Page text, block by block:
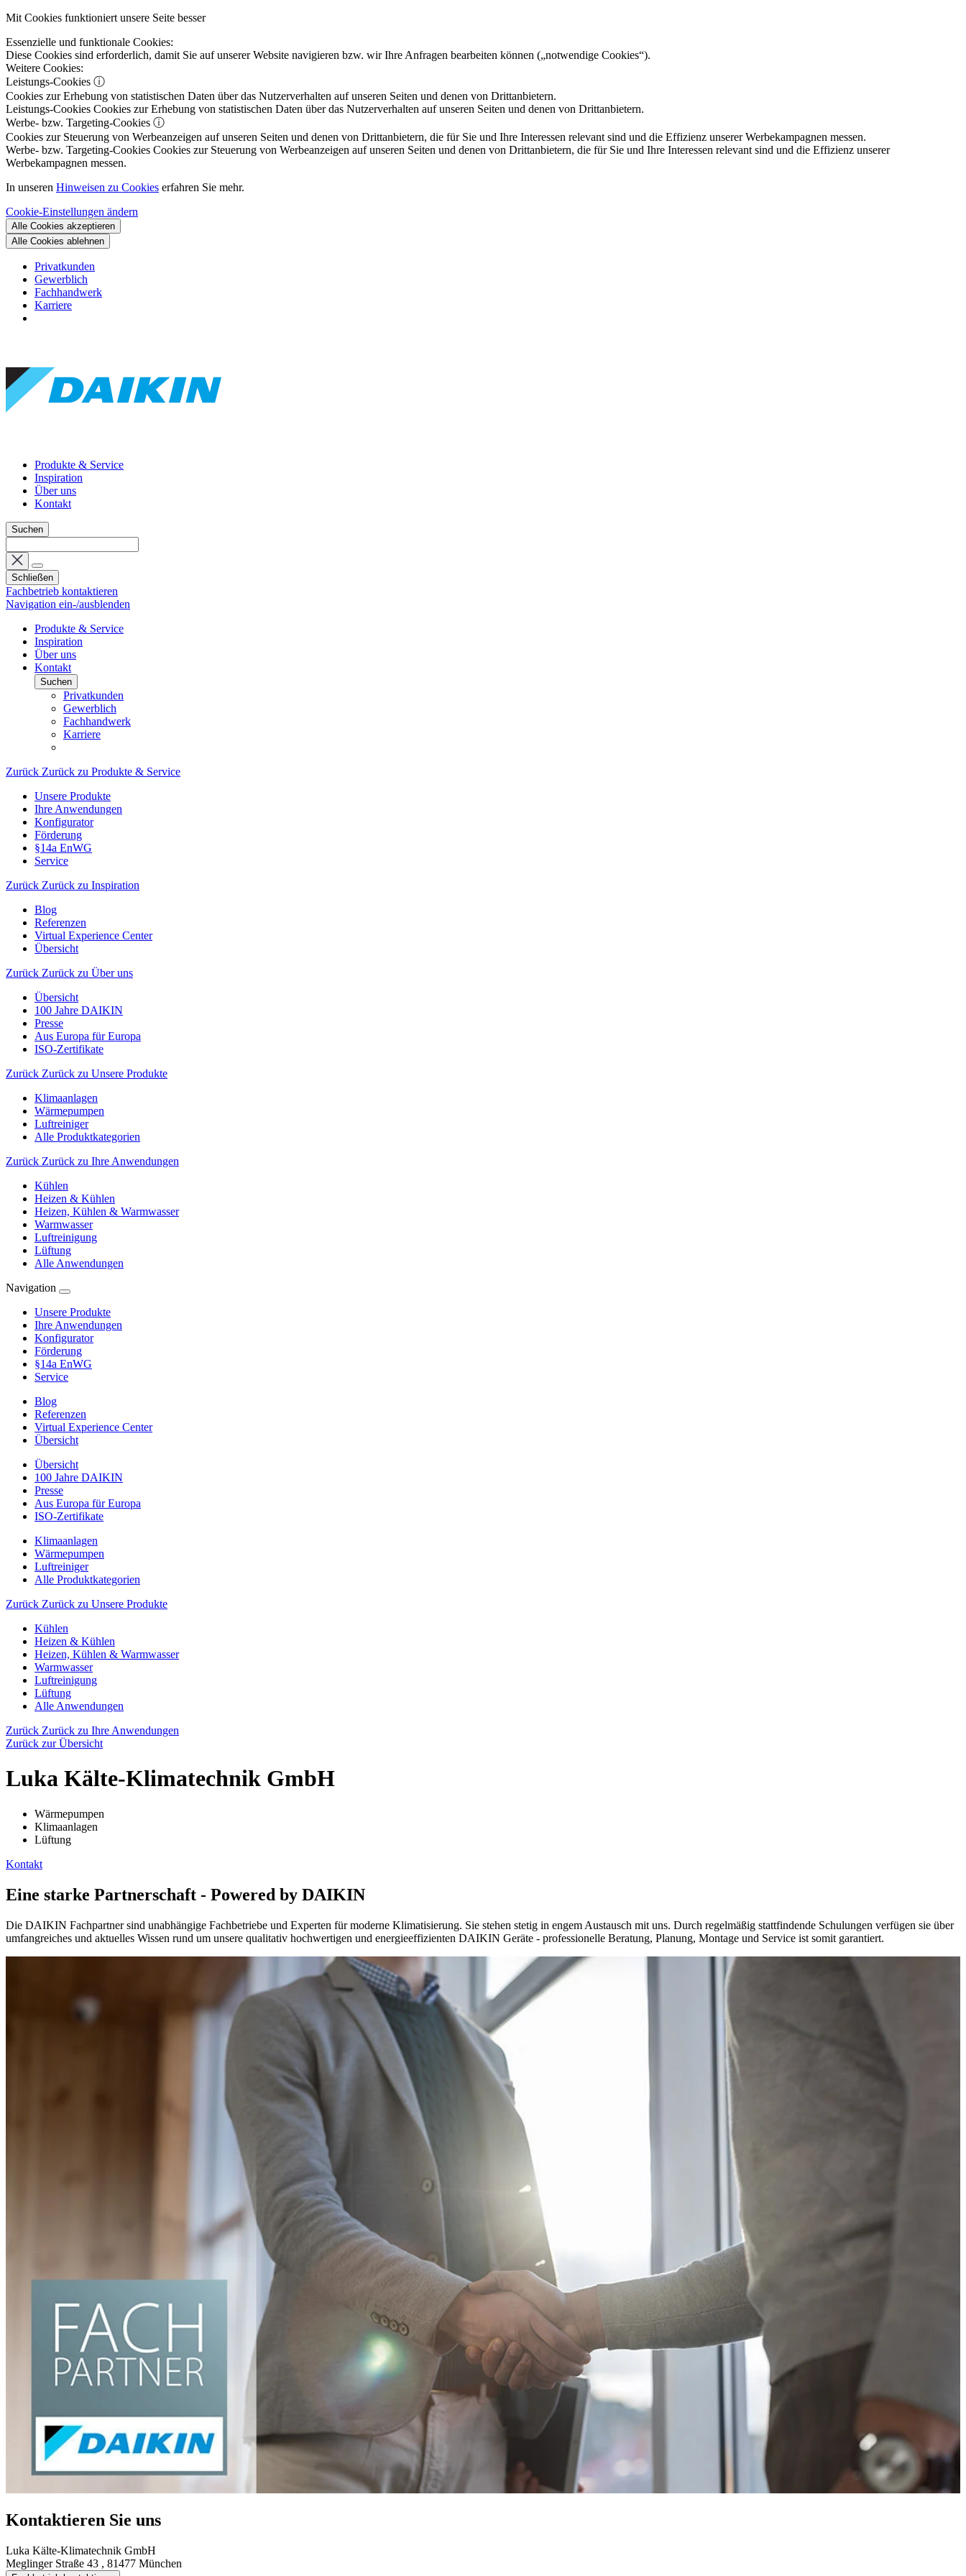
Mit Cookies funktioniert unsere Seite besser
Essenzielle und funktionale Cookies:
Diese Cookies sind erforderlich, damit Sie auf unserer Website navigieren bzw. wir Ihre Anfragen bearbeiten können („notwendige Cookies“).
Weitere Cookies:
Leistungs-Cookies ⓘ
Cookies zur Erhebung von statistischen Daten über das Nutzerverhalten auf unseren Seiten und denen von Drittanbietern.
Leistungs-Cookies Cookies zur Erhebung von statistischen Daten über das Nutzerverhalten auf unseren Seiten und denen von Drittanbietern.
Werbe- bzw. Targeting-Cookies ⓘ
Cookies zur Steuerung von Werbeanzeigen auf unseren Seiten und denen von Drittanbietern, die für Sie und Ihre Interessen relevant sind und die Effizienz unserer Werbekampagnen messen.
Werbe- bzw. Targeting-Cookies Cookies zur Steuerung von Werbeanzeigen auf unseren Seiten und denen von Drittanbietern, die für Sie und Ihre Interessen relevant sind und die Effizienz unserer
Werbekampagnen messen.
In unseren Hinweisen zu Cookies erfahren Sie mehr.
Cookie-Einstellungen ändern
Alle Cookies akzeptieren
Alle Cookies ablehnen
Privatkunden
Gewerblich
Fachhandwerk
Karriere
Produkte & Service
Inspiration
Über uns
Kontakt
Suchen
Schließen
Fachbetrieb kontaktieren
Navigation ein-/ausblenden
Produkte & Service
Inspiration
Über uns
Kontakt
Suchen
Privatkunden
Gewerblich
Fachhandwerk
Karriere
Zurück Zurück zu Produkte & Service
Unsere Produkte
Ihre Anwendungen
Konfigurator
Förderung
§14a EnWG
Service
Zurück Zurück zu Inspiration
Blog
Referenzen
Virtual Experience Center
Übersicht
Zurück Zurück zu Über uns
Übersicht
100 Jahre DAIKIN
Presse
Aus Europa für Europa
ISO-Zertifikate
Zurück Zurück zu Unsere Produkte
Klimaanlagen
Wärmepumpen
Luftreiniger
Alle Produktkategorien
Zurück Zurück zu Ihre Anwendungen
Kühlen
Heizen & Kühlen
Heizen, Kühlen & Warmwasser
Warmwasser
Luftreinigung
Lüftung
Alle Anwendungen
Navigation
Unsere Produkte
Ihre Anwendungen
Konfigurator
Förderung
§14a EnWG
Service
Blog
Referenzen
Virtual Experience Center
Übersicht
Übersicht
100 Jahre DAIKIN
Presse
Aus Europa für Europa
ISO-Zertifikate
Klimaanlagen
Wärmepumpen
Luftreiniger
Alle Produktkategorien
Zurück Zurück zu Unsere Produkte
Kühlen
Heizen & Kühlen
Heizen, Kühlen & Warmwasser
Warmwasser
Luftreinigung
Lüftung
Alle Anwendungen
Zurück Zurück zu Ihre Anwendungen
Zurück zur Übersicht
Luka Kälte-Klimatechnik GmbH
Wärmepumpen
Klimaanlagen
Lüftung
Kontakt
Eine starke Partnerschaft - Powered by DAIKIN
Die DAIKIN Fachpartner sind unabhängige Fachbetriebe und Experten für moderne Klimatisierung. Sie stehen stetig in engem Austausch mit uns. Durch regelmäßig stattfindende Schulungen verfügen sie über
umfangreiches und aktuelles Wissen rund um unsere qualitativ hochwertigen und energieeffizienten DAIKIN Geräte - professionelle Beratung, Planung, Montage und Service ist somit garantiert.
Kontaktieren Sie uns
Luka Kälte-Klimatechnik GmbH
Meglinger Straße 43 , 81477 München